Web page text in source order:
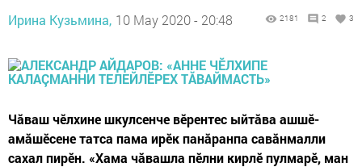
Ирина Кузьмина, 10 May 2020 - 20:48 2181 2 3
Чăваш чӗлхине шкулсенче вӗрентес ыйтăва ашшӗ-
амăшӗсене татса пама ирӗк панăранпа савăнмалли
сахал пирӗн. «Хама чăвашла пӗлни кирлӗ пулмарӗ, ман